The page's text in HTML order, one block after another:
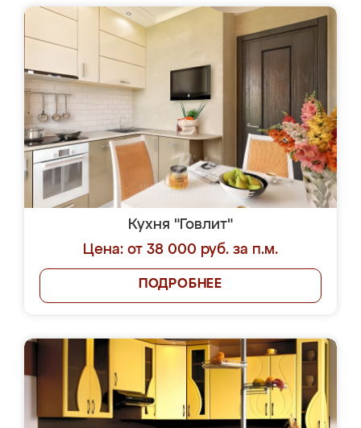
Кухня "Говлит"
Цена: от 38 000 руб. за п.м.
ПОДРОБНЕЕ